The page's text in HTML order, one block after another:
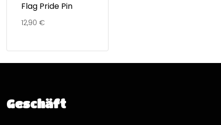
Flag Pride Pin
12,90 €
Geschäft